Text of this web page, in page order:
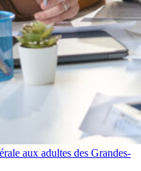
aux adultes des Grandes-